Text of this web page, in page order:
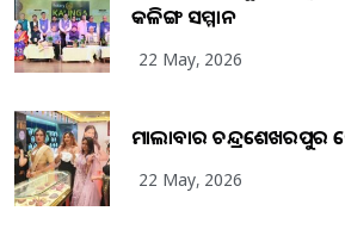
କଳିଙ୍ଗ ସମ୍ମାନ
22 May, 2026
ମାଲାବାର ଚନ୍ଦ୍ରଶେଖରପୁର
22 May, 2026